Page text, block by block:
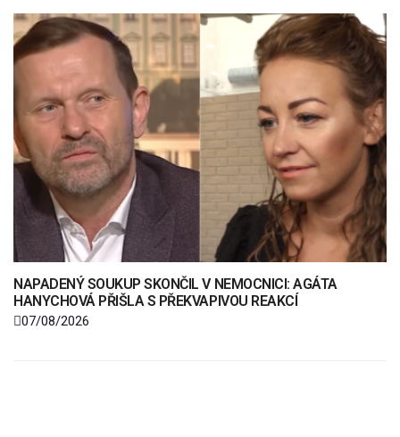
NAPADENÝ SOUKUP SKONČIL V NEMOCNICI: AGÁTA
HANYCHOVÁ PŘIŠLA S PŘEKVAPIVOU REAKCÍ
07/08/2026